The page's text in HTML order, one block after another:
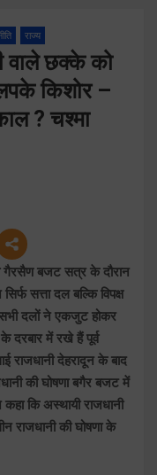
राज्य
वाले छक्के को
किशोर –
? चश्मा
गैरसैण बजट सत्र के दौरान
सत्ता दल बल्कि विपक्ष
सभी दलों ने एकजुट होकर
में रखे हैं पूर्व
राजधानी देहरादून के बाद
की घोषणा बगैर बजट में
कि अस्थायी राजधानी
राजधानी की घोषणा के